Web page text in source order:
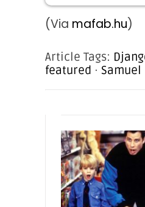
(Via mafab.hu)
Article Tags:
featured · Samuel